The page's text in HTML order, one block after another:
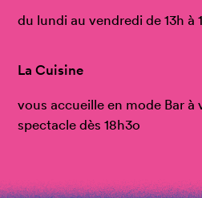
du lundi au vendredi de 13h à
La Cuisine
vous accueille en mode Bar à
spectacle dès 18h3o